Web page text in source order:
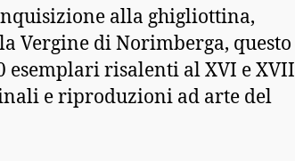
alla ghigliottina,
Vergine di Norimberga, questo
esemplari risalenti al XVI e XVII
e riproduzioni ad arte del